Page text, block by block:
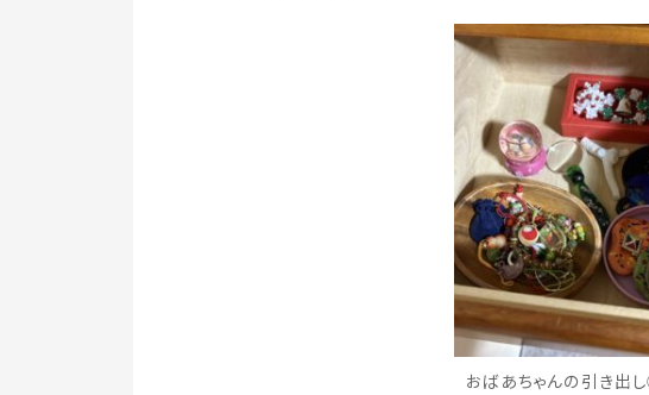
おばあちゃんの引き出